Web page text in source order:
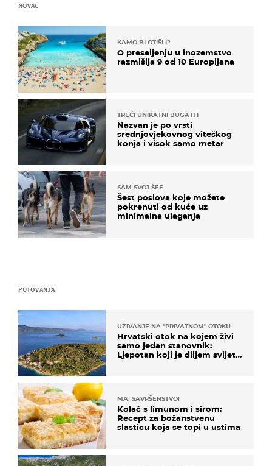
PUTOVANJA
UŽIVANJE NA "PRIVATNOM" OTOKU
Hrvatski otok na kojem živi
samo jedan stanovnik:
Ljepotan koji je diljem svijeta
MA, SAVRŠENSTVO!
Kolač s limunom i sirom:
Recept za božanstvenu
slasticu koja se topi u ustima
NOVAC
KAMO BI OTIŠLI?
O preseljenju u inozemstvo
razmišlja 9 od 10 Europljana
TREĆI UNIKATNI BUGATTI
Nazvan je po vrsti
srednjovjekovnog viteškog
konja i visok samo metar
SAM SVOJ ŠEF
Šest poslova koje možete
pokrenuti od kuće uz
minimalna ulaganja